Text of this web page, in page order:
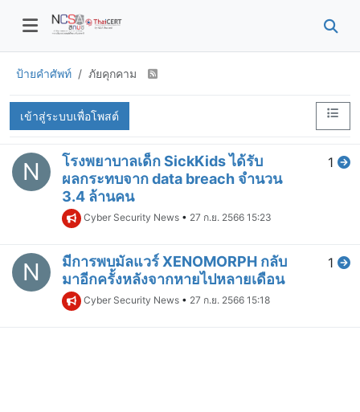
ป้ายคำศัพท์ ภัยคุกคาม
เข้าสู่ระบบเพื่อโพสต์
N
โรงพยาบาลเด็ก SickKids ได้รับ
ผลกระทบจาก data breach จำนวน
3.4 ล้านคน
Cyber Security News • 27 ก.ย. 2566 15:23
1
N
มีการพบมัลแวร์ XENOMORPH กลับ
มาอีกครั้งหลังจากหายไปหลายเดือน
Cyber Security News • 27 ก.ย. 2566 15:18
1